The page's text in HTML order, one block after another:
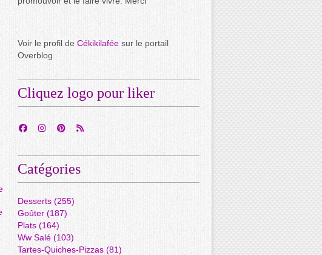
Voir le profil de Cékikilafée sur le portail
Overblog
Cliquez logo pour liker
Catégories
Desserts (255)
Goûter (187)
Plats (164)
Ww Salé (103)
Tartes-Quiches-Pizzas (81)